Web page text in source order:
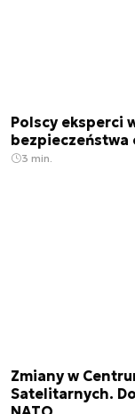
Polscy eksperci
3 min.
Zmiany w
Satelitarnych.